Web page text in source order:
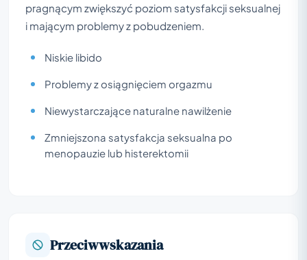
pragnącym zwiększyć poziom satysfakcji seksualnej
i mającym problemy z pobudzeniem.
Niskie libido
Problemy z osiągnięciem orgazmu
Niewystarczające naturalne nawilżenie
Zmniejszona satysfakcja seksualna po
menopauzie lub histerektomii
Przeciwwskazania